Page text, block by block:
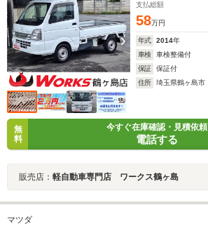
支払総額
58万円
年式 2014年
車検
車検整備付
保証
保証付
住所
埼玉県鶴ヶ島市
無
料
今すぐ在庫確認・見積依頼
電話する
販売店： 軽自動車専門店 ワークス鶴ヶ島
マツダ